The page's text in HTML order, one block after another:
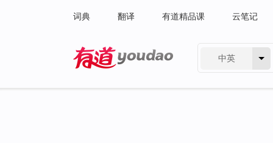
词典 翻译 有道精品课 云笔记
中英